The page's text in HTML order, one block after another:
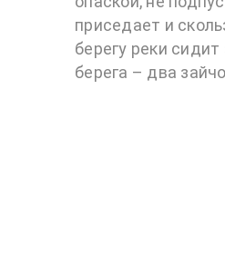
приседает и
берегу реки
берега – два